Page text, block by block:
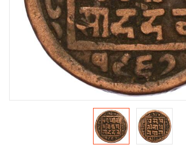
Юбилейные монеты Банка России (с
Памятные и инвестиционные монеты
Иностранные монеты
Неофициальные выпуски монет (Unusual)
Античные и средневековые монеты